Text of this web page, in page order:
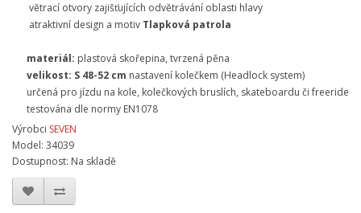
větrací otvory zajišťujících odvětrávání oblasti hlavy
atraktivní design a motiv Tlapková patrola
materiál: plastová skořepina, tvrzená pěna
velikost: S 48-52 cm nastavení kolečkem (Headlock system)
určená pro jízdu na kole, kolečkových bruslích, skateboardu či freeride
testována dle normy EN1078
Výrobci SEVEN
Model: 34039
Dostupnost: Na skladě